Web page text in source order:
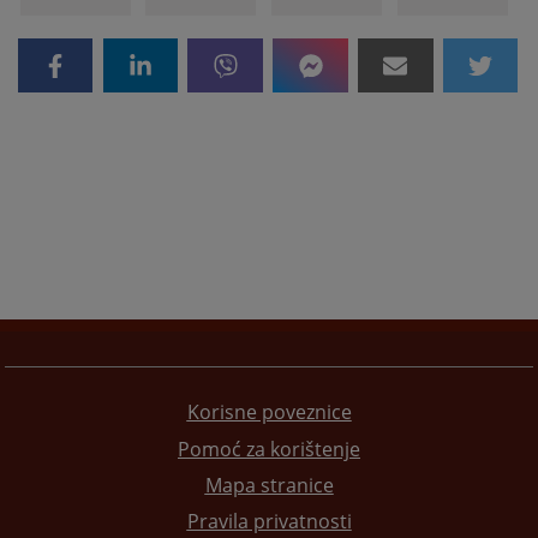
Korisne poveznice
Pomoć za korištenje
Mapa stranice
Pravila privatnosti